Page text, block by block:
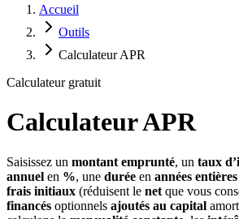
Accueil
Outils
Calculateur APR
Calculateur gratuit
Calculateur APR
Saisissez un montant emprunté, un taux
annuel en %, une durée en années entières
frais initiaux (réduisent le net que vous
financés optionnels ajoutés au capital